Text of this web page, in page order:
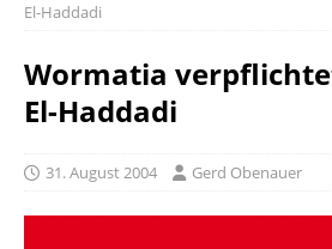
El-Haddadi
Wormatia
El-Haddadi
31. August 2004 Gerd Obenauer